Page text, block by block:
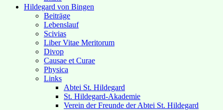
Hildegard von Bingen
Beiträge
Lebenslauf
Scivias
Liber Vitae Meritorum
Divop
Causae et Curae
Physica
Links
Abtei St. Hildegard
St. Hildegard-Akademie
Verein der Freunde der Abtei St. Hildegard